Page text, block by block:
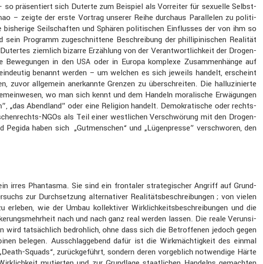
so präsen­tiert sich Duterte zum Beispiel als Vorreiter für sexuelle Selbst­
– zeigte der erste Vortrag unserer Reihe durchaus Paral­lelen zu politi­
Seilschaften und Sphären politi­schen Einflusses der von ihm so
Programm zugeschnit­tene Beschrei­bung der philli­pi­ni­schen Realität
ziemlich bizarre Erzäh­lung von der Verant­wort­lich­keit der Drogen­
Bewegungen in denUSA oder in Europa komplexe Zusam­men­hänge auf
benannt werden – um welchen es sich jeweils handelt, erscheint
zuvor allge­mein anerkannte Grenzen zu überschreiten. Die hallu­zi­nierte
wo man sich kennt und dem Handeln morali­sche Erwägungen
„das Abend­land” oder eine Religion handelt. Demokra­ti­sche oder rechts­
NGOs als Teil einer westli­chen Verschwö­rung mit den Drogen­
haben sich „Gutmen­schen“ und „Lügen­presse” verschworen, den
irres Phantasma. Sie sind ein frontaler strate­gi­scher Angriff auf Grund­
zur Durch­set­zung alter­na­tiver Reali­täts­be­schrei­bungen ; von vielen
wie der Umbau kollek­tiver Wirklich­keits­be­schrei­bungen und die
nach und nach ganz real werden lassen. Die reale Verun­si­
wird tatsäch­lich bedroh­lich, ohne dass sich die Betrof­fenen jedoch gegen
belegen. Ausschlag­ge­bend dafür ist die Wirkmäch­tig­keit des einmal
Squads“, zurück­ge­führt, sondern deren vorgeb­lich notwen­dige Härte